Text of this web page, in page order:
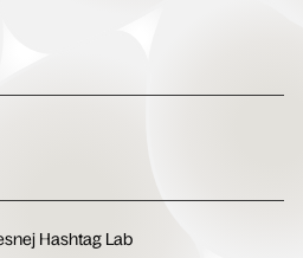
Hashtag Lab